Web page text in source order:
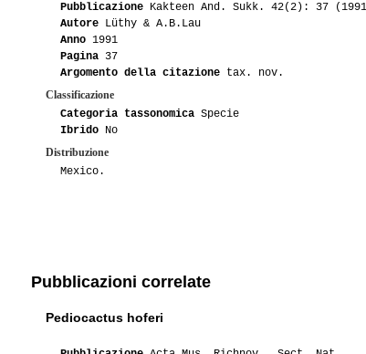
Pubblicazione Kakteen And. Sukk. 42(2): 37
Autore Lüthy & A.B.Lau
Anno 1991
Pagina 37
Argomento della citazione tax. nov.
Classificazione
Categoria tassonomica Specie
Ibrido No
Distribuzione
Mexico.
Pubblicazioni correlate
Pediocactus hoferi